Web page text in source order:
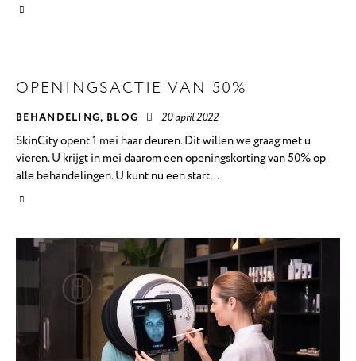
OPENINGSACTIE VAN 50%
BEHANDELING, BLOG 20 april 2022
SkinCity opent 1 mei haar deuren. Dit willen we graag met u
vieren. U krijgt in mei daarom een openingskorting van 50% op
alle behandelingen. U kunt nu een start…